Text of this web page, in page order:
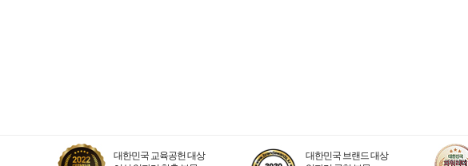
대한민국 교육공헌 대상
대한민국 브랜드 대상